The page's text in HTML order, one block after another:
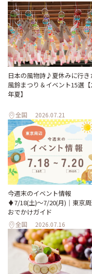
日本の風物詩♪夏休みに行き
風鈴まつり＆イベント15選【
年夏】
全国 2026.07.21
今週末のイベント情報
♦︎7/18(土)〜7/20(月)｜東京
おでかけガイド
全国 2026.07.16